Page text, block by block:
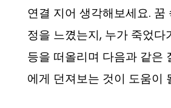
연결 지어 생각해보세요. 꿈
정을 느꼈는지, 누가 죽었다
등을 떠올리며 다음과 같은
에게 던져보는 것이 도움이